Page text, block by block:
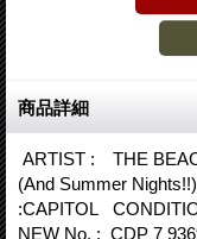
商品詳細
ARTIST : THE
(And Summer
:CAPITOL
NEW No. : CDP 7